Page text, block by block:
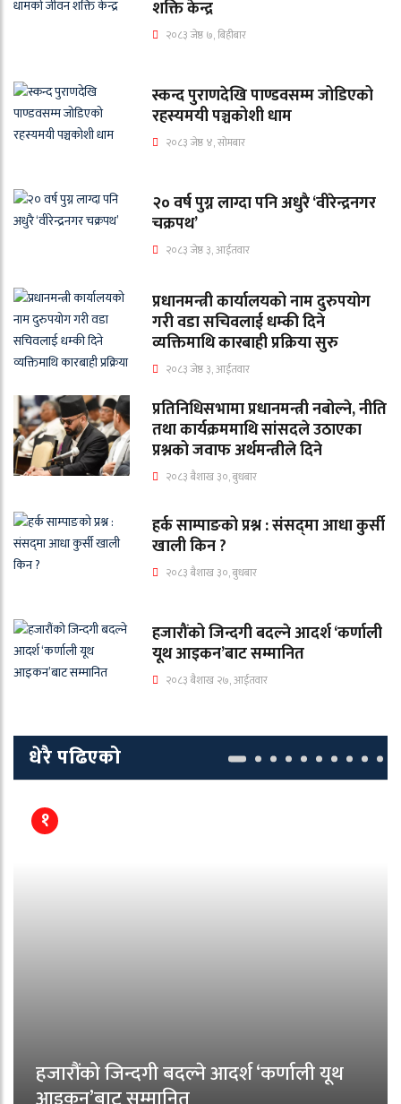
शक्ति केन्द्र
२०८३ जेष्ठ ७, बिहीबार
स्कन्द पुराणदेखि पाण्डवसम्म जोडिएको
रहस्यमयी पञ्चकोशी धाम
२०८३ जेष्ठ ४, सोमबार
२० वर्ष पुग्न लाग्दा पनि अधुरै ‘वीरेन्द्रनगर
चक्रपथ’
२०८३ जेष्ठ ३, आईतवार
प्रधानमन्त्री कार्यालयको नाम दुरुपयोग
गरी वडा सचिवलाई धम्की दिने
व्यक्तिमाथि कारबाही प्रक्रिया सुरु
२०८३ जेष्ठ ३, आईतवार
प्रतिनिधिसभामा प्रधानमन्त्री नबोल्ने, नीति
तथा कार्यक्रममाथि सांसदले उठाएका
प्रश्नको जवाफ अर्थमन्त्रीले दिने
२०८३ बैशाख ३०, बुधबार
हर्क साम्पाङको प्रश्न : संसद्‌मा आधा कुर्सी
खाली किन ?
२०८३ बैशाख ३०, बुधबार
हजारौंको जिन्दगी बदल्ने आदर्श ‘कर्णाली
यूथ आइकन’बाट सम्मानित
२०८३ बैशाख २७, आईतवार
धेरै पढिएको
१
हजारौंको जिन्दगी बदल्ने आदर्श ‘कर्णाली यूथ